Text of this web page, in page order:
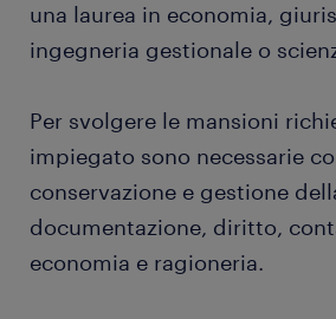
magazzino di cancelleria,
necessari
impiegati ricevono la posta e
all'azienda. Tra i loro compiti
quindi lo smistamento dei
reparti competenti.
una laurea in economia,
ingegneria gestionale o
Per svolgere le mansioni
impiegato sono necessarie
conservazione e gestione
documentazione, diritto,
economia e ragioneria.